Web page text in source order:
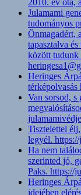
Julamami
tudományos
Önmagadért,
tapasztalva
között tudunk
Heringes
térképolvasás
Van sorsod, s
Tisztelettel
legyél.
Ha nem
szerinted jó,
Paks. https://
Heringes
idejében